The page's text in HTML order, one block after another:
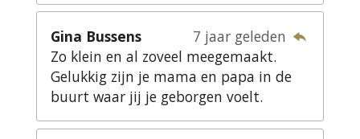
Gina Bussens
7 jaar geleden
Zo klein en al zoveel meegemaakt.
Gelukkig zijn je mama en papa in de
buurt waar jij je geborgen voelt.